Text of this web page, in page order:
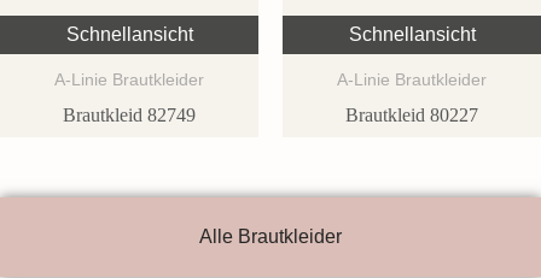
Schnellansicht
A-Linie Brautkleider
Brautkleid 82749
Schnellansicht
A-Linie Brautkleider
Brautkleid 80227
Alle Brautkleider